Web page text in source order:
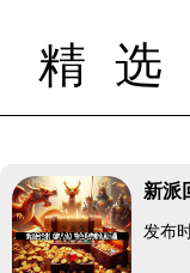
精
新派
发布